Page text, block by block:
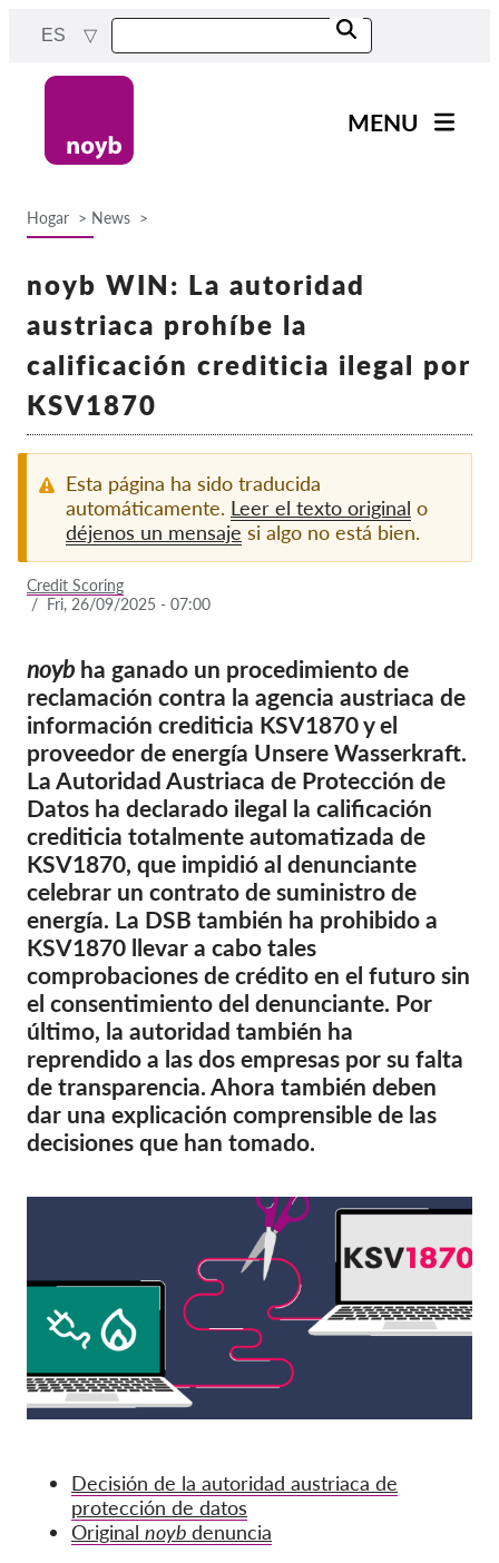
content
ES
MENU
Proyectos
Exercise your rights!
¡Apoyanos!
Afiliación
Tax deductability
Inciar sesión de miembro
Sobre nosotros
Equipo
Informes anuales
Preguntas frecuentes
Empleos
Recursos colectivos
OnionShare
Medios de comunicación
Contacto
GDPRhub
Hogar News
noyb WIN: La autoridad
austriaca prohíbe la
calificación crediticia ilegal por
KSV1870
Esta página ha sido traducida
automáticamente. Leer el texto original o
déjenos un mensaje si algo no está bien.
Credit Scoring
/ Fri, 26/09/2025 - 07:00
noyb ha ganado un procedimiento de
reclamación contra la agencia austriaca de
información crediticia KSV1870 y el
proveedor de energía Unsere Wasserkraft.
La Autoridad Austriaca de Protección de
Datos ha declarado ilegal la calificación
crediticia totalmente automatizada de
KSV1870, que impidió al denunciante
celebrar un contrato de suministro de
energía. La DSB también ha prohibido a
KSV1870 llevar a cabo tales
comprobaciones de crédito en el futuro sin
el consentimiento del denunciante. Por
último, la autoridad también ha
reprendido a las dos empresas por su falta
de transparencia. Ahora también deben
dar una explicación comprensible de las
decisiones que han tomado.
Decisión de la autoridad austriaca de
protección de datos
Original noyb denuncia